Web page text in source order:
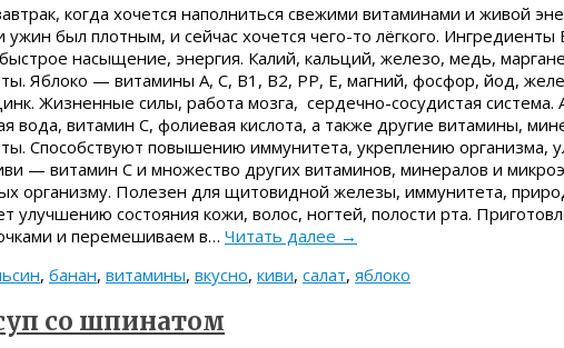
когда хочется наполниться свежими витаминами и живой
ужин был плотным, и сейчас хочется чего-то лёгкого.
насыщение, энергия. Калий, кальций, железо, медь,
Яблоко — витамины A, С, В1, В2, РР, Е, магний, фосфор, йод,
Жизненные силы, работа мозга, сердечно-сосудистая
вода, витамин С, фолиевая кислота, а также другие витамины,
Способствуют повышению иммунитета, укреплению организма,
— витамин С и множество других витаминов, минералов и
организму. Полезен для щитовидной железы, иммунитета,
улучшению состояния кожи, волос, ногтей, полости рта.
и перемешиваем в… Читать далее →
, банан, витамины, вкусно, киви, салат, яблоко
со шпинатом